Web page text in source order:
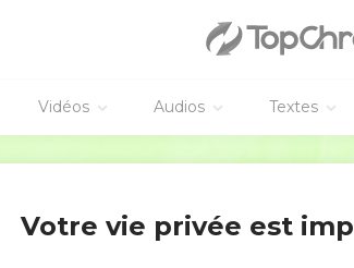
Vidéos Audios Textes
DE L’ANNÉE !
Votre vie privée est